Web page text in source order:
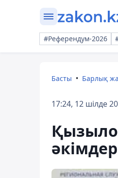
#Референдум-2026
Басты Барлық
17:24, 12 шілде